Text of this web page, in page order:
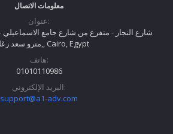
معلومات الاتصال
عنوان:
مترو سعد زغلول,, Cairo, Egypt
هاتف:
01010110986
البريد الإلكتروني:
support@a1-adv.com